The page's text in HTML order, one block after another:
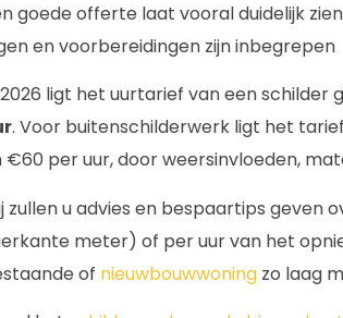
goede offerte laat vooral duidelijk
en voorbereidingen zijn inbegrepen
ligt het uurtarief van een schilder
. Voor buitenschilderwerk ligt het
€60 per uur, door weersinvloeden,
zullen u advies en bespaartips geven
meter) of per uur van het
of nieuwbouwwoning zo laag